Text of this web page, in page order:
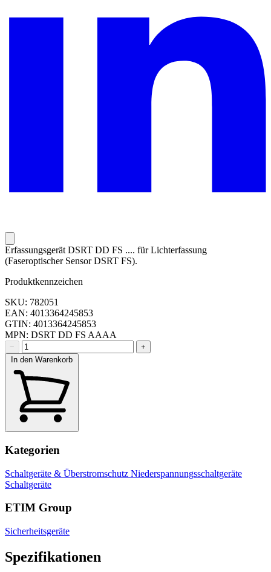
Erfassungsgerät DSRT DD FS .... für Lichterfassung
(Faseroptischer Sensor DSRT FS).
Produktkennzeichen
SKU: 782051
EAN: 4013364245853
GTIN: 4013364245853
MPN: DSRT DD FS AAAA
−
+
In den Warenkorb
Kategorien
Schaltgeräte & Überstromschutz Niederspannungsschaltgeräte
Schaltgeräte
ETIM Group
Sicherheitsgeräte
Spezifikationen